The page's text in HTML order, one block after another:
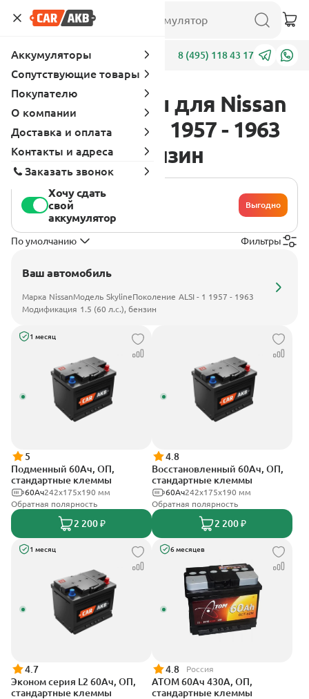
Адреса 8 (495) 118 43 17
Аккумуляторы для Nissan
Skyline ALSI - 1 1957 - 1963
1.5 (60 л.с.), бензин
Хочу сдать
свой
аккумулятор
Выгодно
По умолчанию Фильтры
Ваш автомобиль
Марка NissanМодель SkylineПоколение ALSI - 1 1957 - 1963
Модификация 1.5 (60 л.с.), бензин
1 месяц
5
Подменный 60Ач, ОП,
стандартные клеммы
242х175х190 мм
60Ач
Обратная полярность
2 200 ₽
4.8
Восстановленный 60Ач, ОП,
стандартные клеммы
242х175х190 мм
60Ач
Обратная полярность
2 200 ₽
1 месяц
4.7
Эконом серия L2 60Ач, ОП,
стандартные клеммы
6 месяцев
4.8 Россия
АТОМ 60Ач 430А, ОП,
стандартные клеммы
Аккумуляторы
Сопутствующие товары
Покупателю
О компании
Доставка и оплата
Контакты и адреса
Заказать звонок